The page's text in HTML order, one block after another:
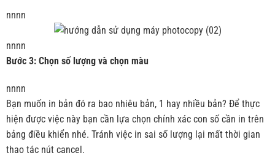
nnnn
nnnn
Bước 3: Chọn số lượng và chọn màu
nnnn
Bạn muốn in bản đó ra bao nhiêu bản, 1 hay nhiều bản? Để thực
hiện được việc này bạn cần lựa chọn chính xác con số cần in trên
bảng điều khiển nhé. Tránh việc in sai số lượng lại mất thời gian
thao tác nút cancel.